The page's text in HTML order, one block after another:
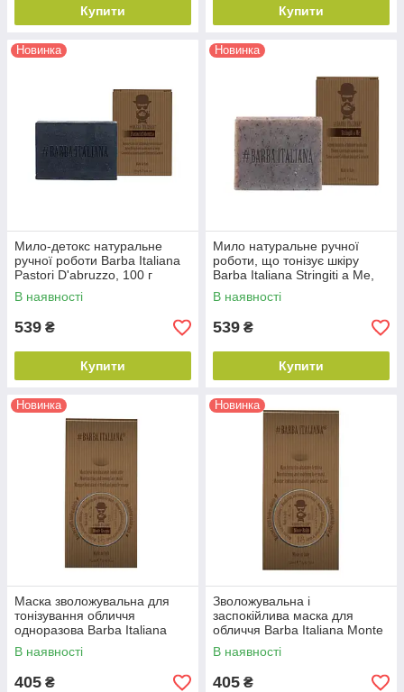
Купити Купити
Новинка
Мило-детокс натуральне
ручної роботи Barba Italiana
Pastori D'abruzzo, 100 г
(BI7070S)
В наявності
539 ₴
Купити
Новинка
Мило натуральне ручної
роботи, що тонізує шкіру
Barba Italiana Stringiti a Me,
100 г (BI000700S)
В наявності
539 ₴
Купити
Новинка
Маска зволожувальна для
тонізування обличчя
одноразова Barba Italiana
Monte Grappa, 7,5 мл
(BI007071)
В наявності
405 ₴
Новинка
Зволожувальна і
заспокійлива маска для
обличчя Barba Italiana Monte
Baldo, 7,5 мл (BI00707)
В наявності
405 ₴